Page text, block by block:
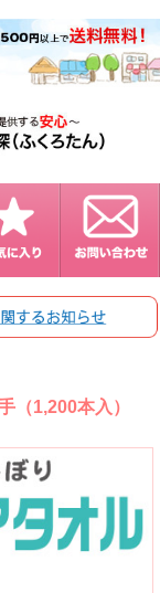
（1,200本入）